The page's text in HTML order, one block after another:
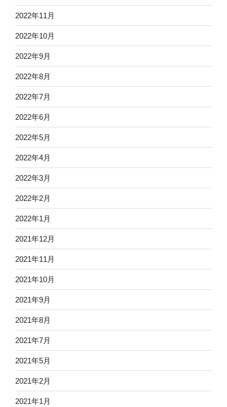
2022年11月
2022年10月
2022年9月
2022年8月
2022年7月
2022年6月
2022年5月
2022年4月
2022年3月
2022年2月
2022年1月
2021年12月
2021年11月
2021年10月
2021年9月
2021年8月
2021年7月
2021年5月
2021年2月
2021年1月